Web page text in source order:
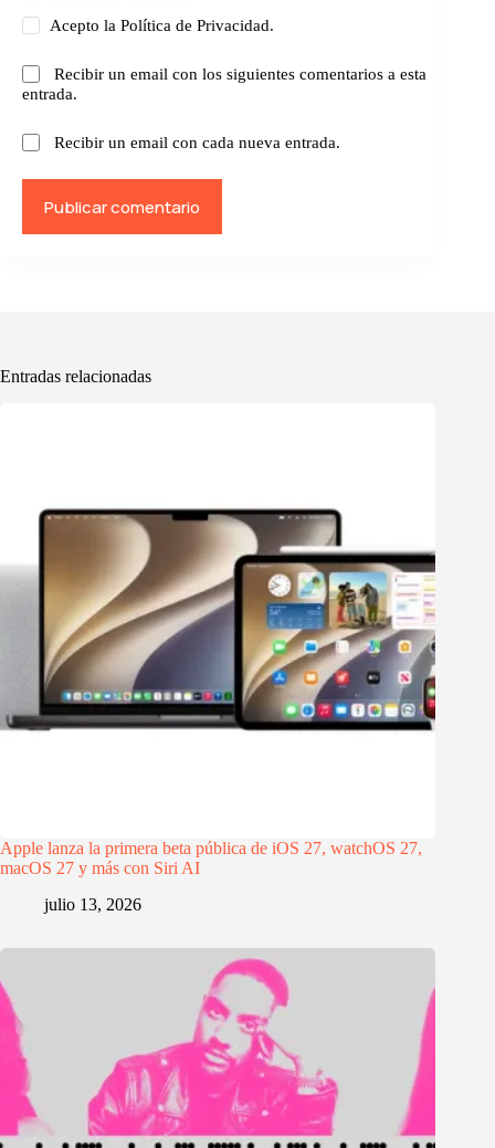
Acepto laPolítica de Privacidad.
Recibir un email con los siguientes comentarios a esta
entrada.
Recibir un email con cada nueva entrada.
Publicar comentario
Entradas relacionadas
Apple lanza la primera beta pública de iOS 27, watchOS 27,
macOS 27 y más con Siri AI
julio 13, 2026